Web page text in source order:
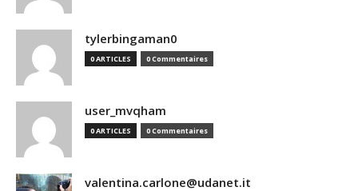
tylerbingaman0
0 ARTICLES 0 Commentaires
user_mvqham
0 ARTICLES 0 Commentaires
valentina.carlone@udanet.it